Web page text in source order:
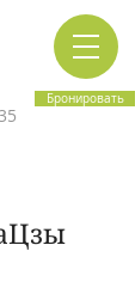
Бронировать